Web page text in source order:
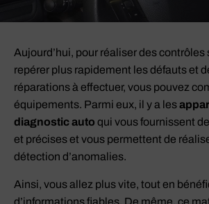
Aujourd’hui, pour réaliser des contrôles
repérer plus rapidement les défauts et
réparations à effectuer, vous pouvez
équipements. Parmi eux, il y a les
diagnostic auto qui vous fournissent
et précises et vous permettent de
détection d’anomalies.
Ainsi, vous allez plus vite, tout en
d’informations fiables. De même, ce